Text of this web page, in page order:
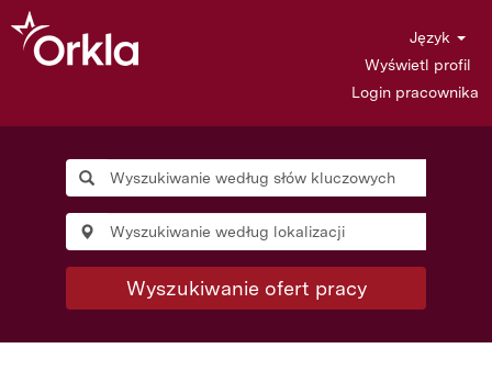
Język
Wyświetl profil
Login pracownika
Wyszukiwanie ofert pracy